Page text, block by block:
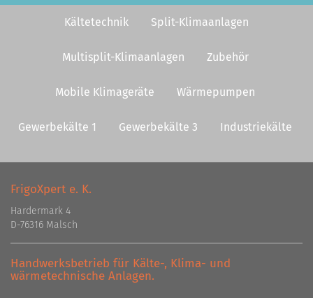
Kältetechnik Split-Klimaanlagen
Multisplit-Klimaanlagen Zubehör
Mobile Klimageräte Wärmepumpen
Gewerbekälte 1 Gewerbekälte 3 Industriekälte
FrigoXpert e. K.
Hardermark 4
D-76316 Malsch
Handwerksbetrieb für Kälte-, Klima- und
wärmetechnische Anlagen.